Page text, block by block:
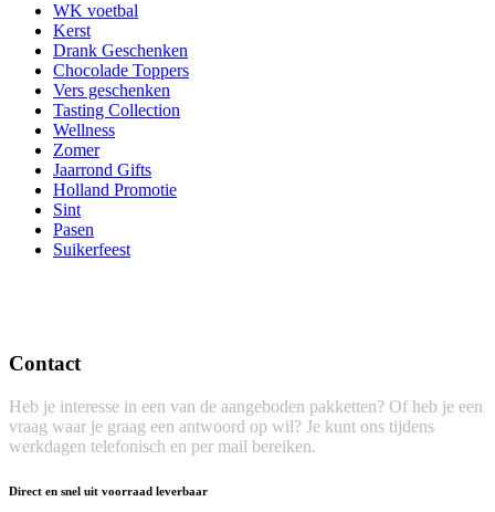
WK voetbal
Kerst
Drank Geschenken
Chocolade Toppers
Vers geschenken
Tasting Collection
Wellness
Zomer
Jaarrond Gifts
Holland Promotie
Sint
Pasen
Suikerfeest
Contact
Heb je interesse in een van de aangeboden pakketten? Of heb je een
vraag waar je graag een antwoord op wil? Je kunt ons tijdens
werkdagen telefonisch en per mail bereiken.
Direct en snel uit voorraad leverbaar